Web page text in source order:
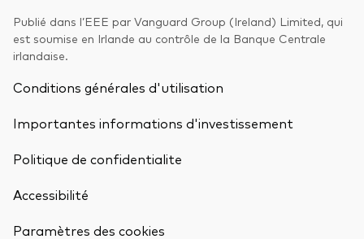
Publié dans l’EEE par Vanguard Group (Ireland) Limited, qui
est soumise en Irlande au contrôle de la Banque Centrale
irlandaise.
Conditions générales d'utilisation
Importantes informations d'investissement
Politique de confidentialite
Accessibilité
Paramètres des cookies